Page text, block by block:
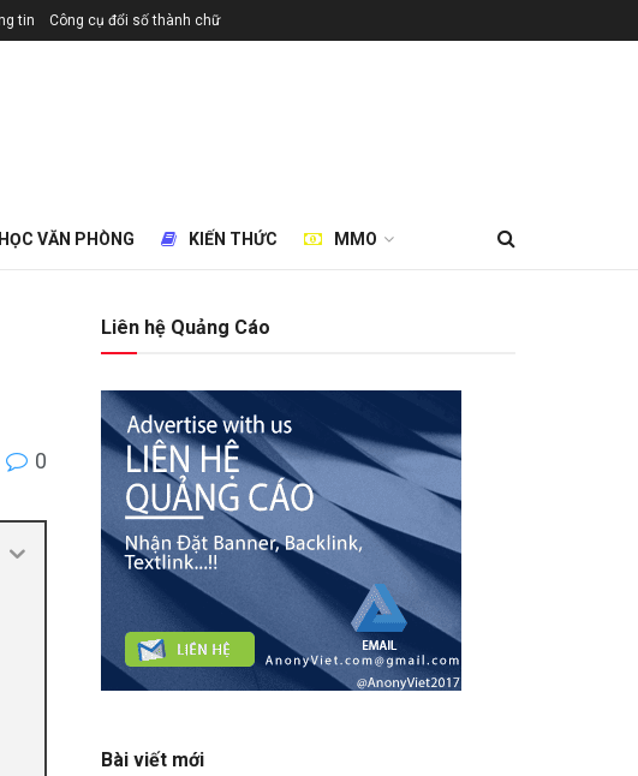
tin Công cụ đổi số thành chữ
VĂN PHÒNG KIẾN THỨC MMO
0
Liên hệ Quảng Cáo
Bài viết mới